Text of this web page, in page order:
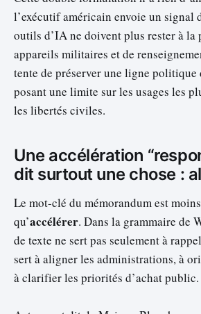
l’exécutif américain envoie un signal
outils d’IA ne doivent plus rester à la
appareils militaires et de
tente de préserver une ligne politique
posant une limite sur les usages les
les libertés civiles.
Une accélération
dit surtout une chose :
Le mot-clé du mémorandum est
qu’accélérer. Dans la grammaire de
de texte ne sert pas seulement à
sert à aligner les administrations, à
à clarifier les priorités d’achat public.